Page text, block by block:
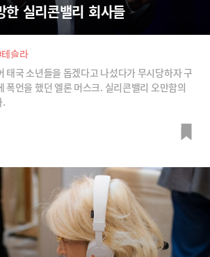
한 실리콘밸리 회사들
슬라
태국 소년들을 돕겠다고 나섰다가 무시당하자 구
폭언을 했던 엘론 머스크. 실리콘밸리 오만함의
.